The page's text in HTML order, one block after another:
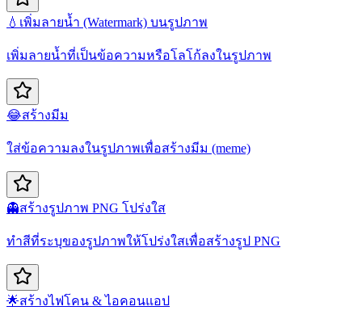
💧 เพิ่มลายน้ำ (Watermark) บนรูปภาพ
เพิ่มลายน้ำที่เป็นข้อความหรือโลโก้ลงในรูปภาพ
😂สร้างมีม
ใส่ข้อความลงในรูปภาพเพื่อสร้างมีม (meme)
👻สร้างรูปภาพ PNG โปร่งใส
ทำสีที่ระบุของรูปภาพให้โปร่งใสเพื่อสร้างรูป PNG
🌟สร้างไฟ​โคน & ไอคอนแอป